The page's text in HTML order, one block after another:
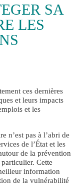
SA
LES
ces dernières
et leurs impacts
et les
n’est pas à l’abri de
de l’État et les
de la prévention
Cette
information
de la vulnérabilité